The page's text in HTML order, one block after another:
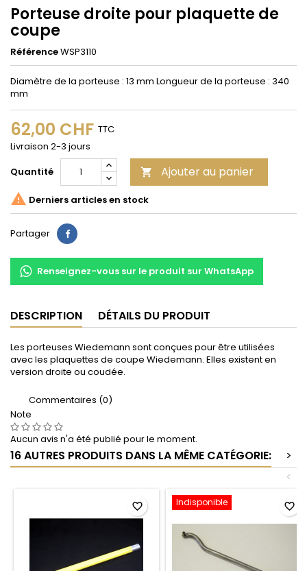
Porteuse droite pour plaquette de
coupe
RéférenceWSP3110
Diamètre de la porteuse : 13 mm Longueur de la porteuse : 340
mm
62,00 CHF TTC
Livraison 2-3 jours
Quantité
 Ajouter au panier
 Derniers articles en stock
Partager Partager
Renseignez-vous sur le produit sur WhatsApp
DESCRIPTION DÉTAILS DU PRODUIT
Les porteuses Wiedemann sont conçues pour être utilisées
avec les plaquettes de coupe Wiedemann. Elles existent en
version droite ou coudée.
Commentaires (0)
Note
Aucun avis n'a été publié pour le moment.
16 AUTRES PRODUITS DANS LA MÊME CATÉGORIE:
>
<
favorite_border Indisponible favorite_border